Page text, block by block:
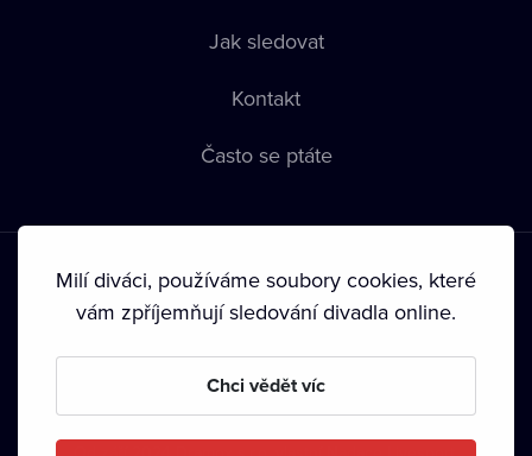
Jak sledovat
Kontakt
Často se ptáte
Podmínky používání • Ochrana soukromí • Zásady používání
• Autorská práva•
Milí diváci, používáme soubory cookies, které
vám zpříjemňují sledování divadla online.
Chci vědět víc